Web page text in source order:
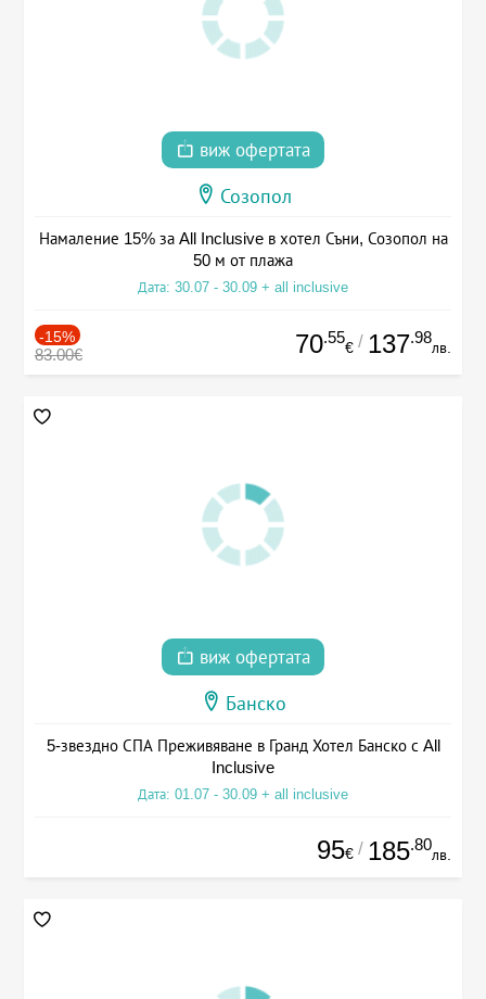
виж офертата
Созопол
Намаление 15% за All Inclusive в хотел Съни, Созопол на
50 м от плажа
Дата: 30.07 - 30.09 + all inclusive
-15%
83.00€ 70.55
€ / 137.98
лв.
виж офертата
Банско
5-звездно СПА Преживяване в Гранд Хотел Банско с All
Inclusive
Дата: 01.07 - 30.09 + all inclusive
95€ / 185.80
лв.